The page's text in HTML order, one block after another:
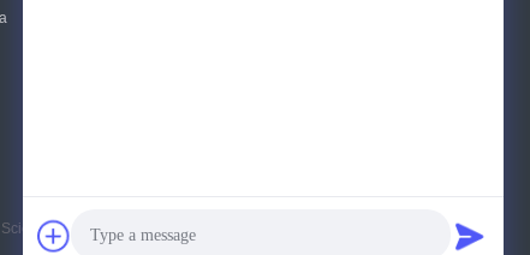
Research Institute Keming Mechanical